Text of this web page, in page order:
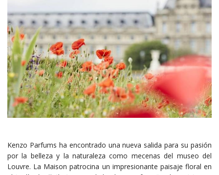
Kenzo Parfums ha encontrado una nueva salida para su pasión
por la belleza y la naturaleza como mecenas del museo del
Louvre. La Maison patrocina un impresionante paisaje floral en